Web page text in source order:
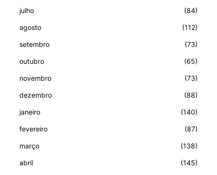
julho (84)
agosto (112)
setembro (73)
outubro (65)
novembro (73)
dezembro (88)
janeiro (140)
fevereiro (87)
março (138)
abril (145)